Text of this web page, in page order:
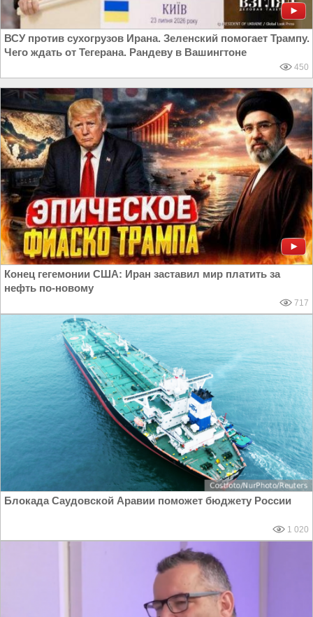
ВСУ против сухогрузов Ирана. Зеленский помогает Трампу.
Чего ждать от Тегерана. Рандеву в Вашингтоне
450
Конец гегемонии США: Иран заставил мир платить за
нефть по-новому
717
Блокада Саудовской Аравии поможет бюджету России
1 020